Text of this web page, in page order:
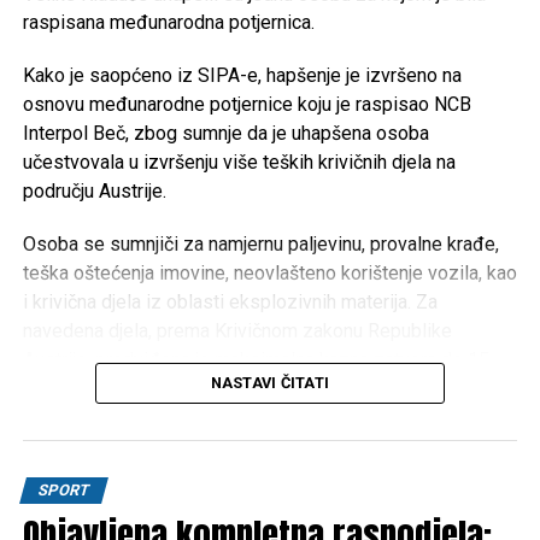
Iz Vlade USK poručuju da će i u narednom periodu
obrazovanja, podršku boračkoj populaciji, razvoj
turizma i poboljšanje kvaliteta života građana
Unsko-sanskog kantona.
Share
Share
Tweet Share
raspisana međunarodna potjernica.
Kako je saopćeno iz SIPA-e, hapšenje je izvršeno na
osnovu međunarodne potjernice koju je raspisao NCB
Interpol Beč, zbog sumnje da je uhapšena osoba
učestvovala u izvršenju više teških krivičnih djela na
području Austrije.
Osoba se sumnjiči za namjernu paljevinu, provalne krađe,
teška oštećenja imovine, neovlašteno korištenje vozila, kao
i krivična djela iz oblasti eksplozivnih materija. Za
Austrije, predviđena je maksimalna kazna zatvora do 15
Na osnovu operativnih saznanja, osumnjičenog su locirali
slobode.
NASTAVI ČITATI
SPORT